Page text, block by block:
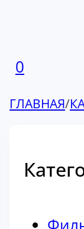
0
ГЛАВНАЯ/